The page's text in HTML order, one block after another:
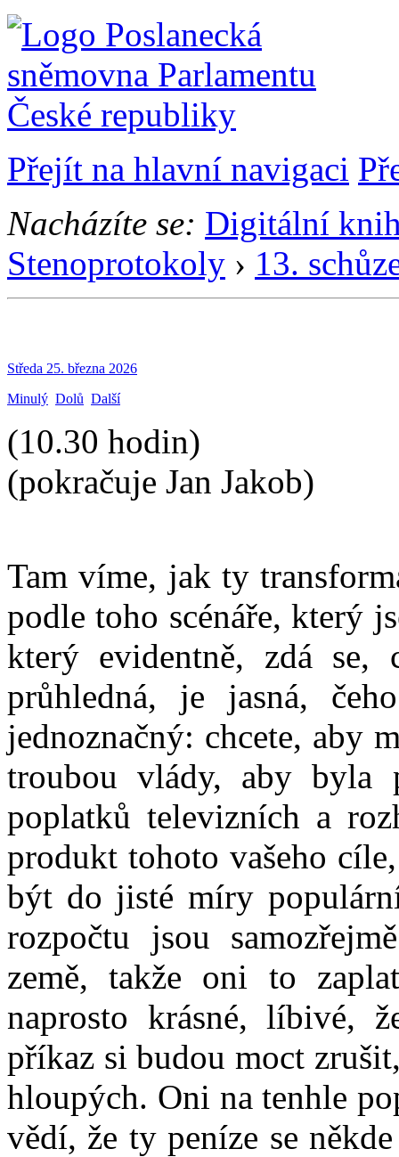
Přejít na hlavní navigaci
Nacházíte se: Digitální
Stenoprotokoly › 13.
Středa 25. března 2026
Minulý Dolů Další
(10.30 hodin)
(pokračuje Jan Jakob)
Tam víme, jak ty
podle toho scénáře, který
který evidentně, zdá se,
průhledná, je jasná,
jednoznačný: chcete, aby
troubou vlády, aby byla
poplatků televizních a
produkt tohoto vašeho
být do jisté míry
rozpočtu jsou
země, takže oni to
naprosto krásné, líbivé,
příkaz si budou moct
hloupých. Oni na tenhle
vědí, že ty peníze se